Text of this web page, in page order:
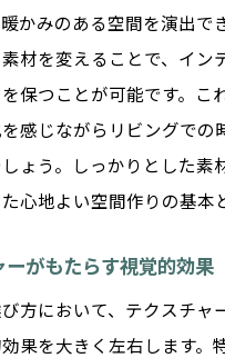
かみのある空間を演出で
材を変えることで、イン
保つことが可能です。こ
感じながらリビングでの
ょう。しっかりとした素
心地よい空間作りの基本
ーがもたらす視覚的効果
方において、テクスチャ
果を大きく左右します。